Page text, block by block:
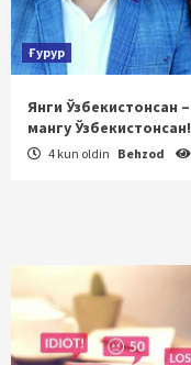
Ғурур
Янги Ўзбекистонсан –
мангу Ўзбекистонсан!
4 kun oldin Behzod